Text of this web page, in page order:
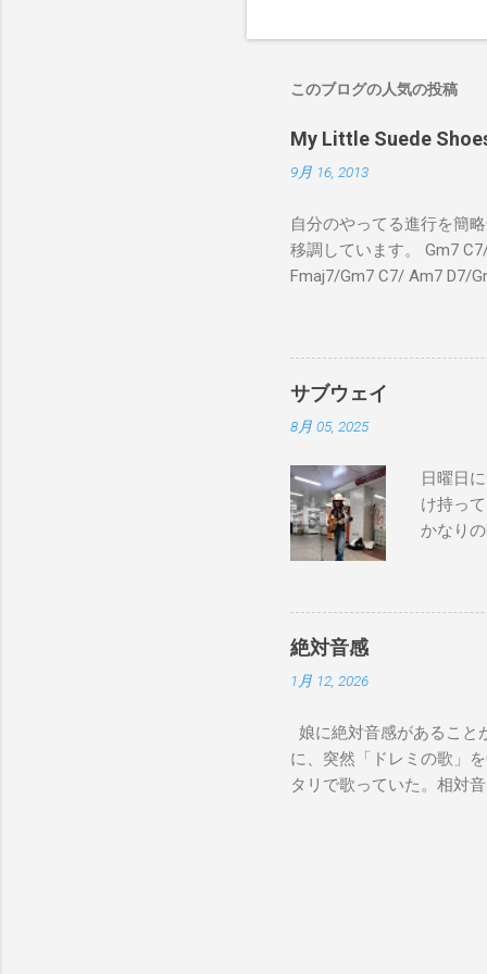
このブログの人気の投稿
My Little Suede
9月 16, 2013
自分のやってる進行を簡
移調しています。 Gm7
Fmaj7/Gm7 C7/ Am7 D7/
C7 Fmaj7 黒いスエ
のも一緒さ Gm7 C7
Am7 とてもカッコい
サブウェイ
8月 05, 2025
日曜日
け持っ
かなり
でやっ
good to
too
on
絶対音感
1月 12, 2026
娘に絶対音感があること
に、突然「ドレミの歌」
タリで歌っていた。相対